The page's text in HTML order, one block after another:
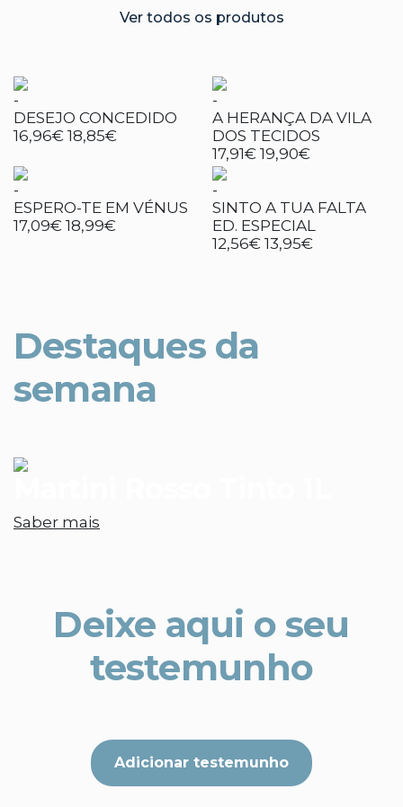
Ver todos os produtos
-
DESEJO CONCEDIDO
16,96€ 18,85€
-
A HERANÇA DA VILA
DOS TECIDOS
17,91€ 19,90€
-
ESPERO-TE EM VÉNUS
17,09€ 18,99€
-
SINTO A TUA FALTA
ED. ESPECIAL
12,56€ 13,95€
Destaques da
semana
Saber mais
Deixe aqui o seu
testemunho
Adicionar testemunho